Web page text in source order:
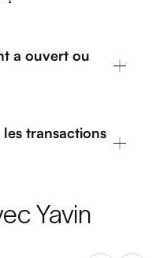
a ouvert ou
transactions
Yavin